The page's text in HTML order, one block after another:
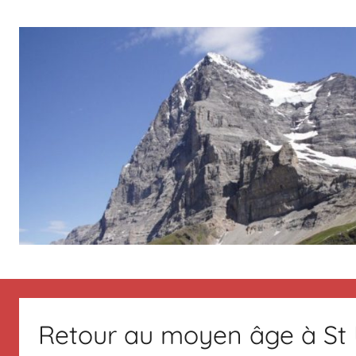
Le
blog
nouvelles
SuisseRetour au moyen âge à St